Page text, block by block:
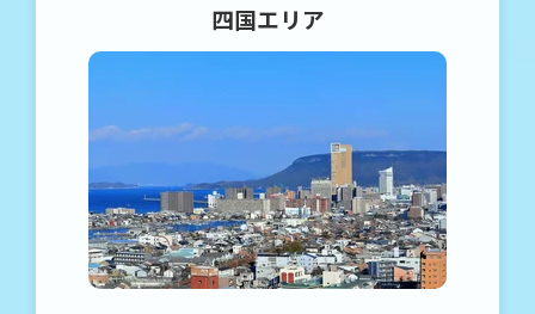
四国エリア